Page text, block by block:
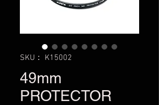
SKU： K15002
49mm
PROTECTOR